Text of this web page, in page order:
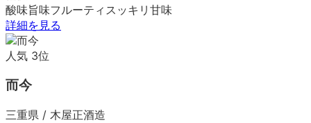
酸味旨味フルーティ スッキリ 甘味
詳細を見る
人気 3位
而今
三重県 / 木屋正酒造